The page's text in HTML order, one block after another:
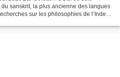
sanskrit, la plus ancienne des langues
sur les philosophies de l’Inde,